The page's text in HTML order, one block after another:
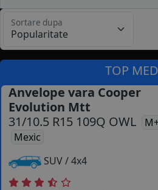
MARCA AUTO
B2B -
CONTACT
COS (0 PRODUSE)
Sortare dupa
TOP
Anvelope vara Cooper
Evolution Mtt
31/10.5 R15 109Q OWL
Mexic
SUV / 4x4